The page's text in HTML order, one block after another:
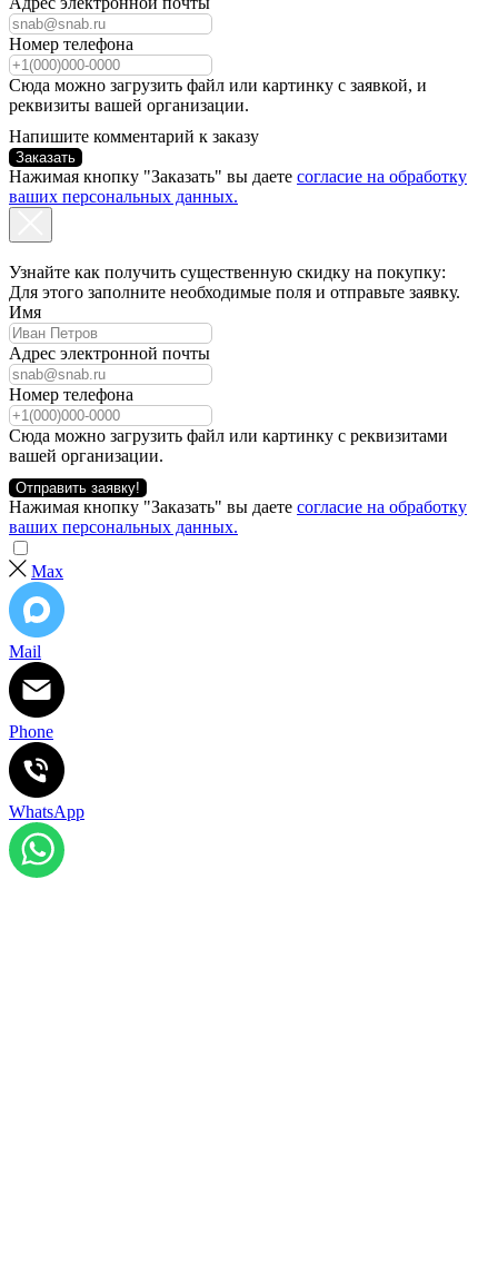
Номер телефона
Сюда можно загрузить файл или картинку с заявкой, и
реквизиты вашей организации.
Напишите комментарий к заказу
Заказать
Нажимая кнопку "Заказать" вы даете согласие на обработку
ваших персональных данных.
Узнайте как получить существенную скидку на покупку:
Для этого заполните необходимые поля и отправьте заявку.
Имя
Адрес электронной почты
Номер телефона
Сюда можно загрузить файл или картинку с реквизитами
вашей организации.
Отправить заявку!
Нажимая кнопку "Заказать" вы даете согласие на обработку
ваших персональных данных.
Max
Mail
Phone
WhatsApp